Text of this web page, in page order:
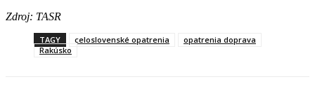
Zdroj: TASR
TAGY celoslovenské opatrenia
opatrenia doprava
Rakúsko